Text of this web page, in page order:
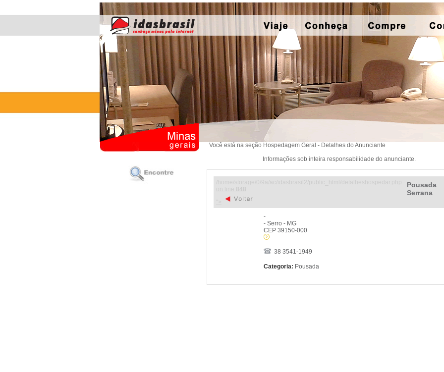
Você está na seção Hospedagem Geral - Detalhes do Anunciante
Informações sob inteira responsabilidade do anunciante.
Pousada
Serrana
-
- Serro - MG
CEP 39150-000
38 3541-1949
Categoria: Pousada